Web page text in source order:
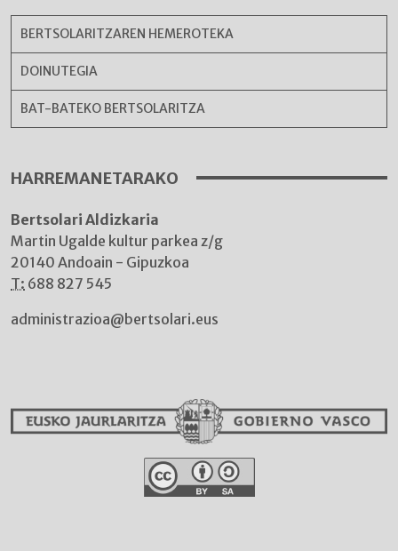
BERTSOLARITZAREN HEMEROTEKA
DOINUTEGIA
BAT-BATEKO BERTSOLARITZA
HARREMANETARAKO
Bertsolari Aldizkaria
Martin Ugalde kultur parkea z/g
20140 Andoain - Gipuzkoa
T: 688 827 545
administrazioa@bertsolari.eus